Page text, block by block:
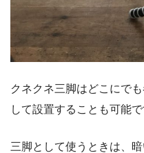
クネクネ三脚はどこにで
して設置することも可能で
三脚として使うときは、